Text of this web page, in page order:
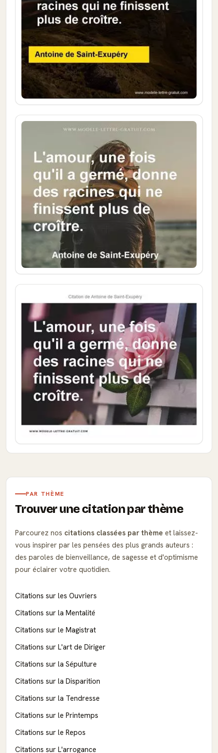
PAR THÈME
Trouver une citation par thème
Parcourez nos citations classées par thème et laissez-
vous inspirer par les pensées des plus grands auteurs :
des paroles de bienveillance, de sagesse et d'optimisme
pour éclairer votre quotidien.
Citations sur les Ouvriers
Citations sur la Mentalité
Citations sur le Magistrat
Citations sur L'art de Diriger
Citations sur la Sépulture
Citations sur la Disparition
Citations sur la Tendresse
Citations sur le Printemps
Citations sur le Repos
Citations sur L'arrogance